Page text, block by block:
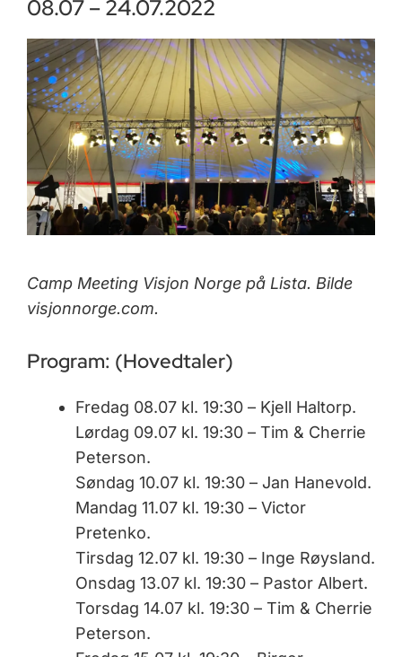
08.07 – 24.07.2022
Camp Meeting Visjon Norge på Lista. Bilde
visjonnorge.com.
Program: (Hovedtaler)
Fredag 08.07 kl. 19:30 – Kjell Haltorp.
Lørdag 09.07 kl. 19:30 – Tim & Cherrie
Peterson.
Søndag 10.07 kl. 19:30 – Jan Hanevold.
Mandag 11.07 kl. 19:30 – Victor
Pretenko.
Tirsdag 12.07 kl. 19:30 – Inge Røysland.
Onsdag 13.07 kl. 19:30 – Pastor Albert.
Torsdag 14.07 kl. 19:30 – Tim & Cherrie
Peterson.